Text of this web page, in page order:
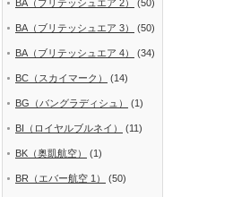
BA（ブリテッシュエア 2） (50)
BA（ブリテッシュエア 3） (50)
BA（ブリテッシュエア 4） (34)
BC（スカイマーク） (14)
BG（バングラディシュ） (1)
BI（ロイヤルブルネイ） (11)
BK（奥凱航空） (1)
BR（エバー航空 1） (50)